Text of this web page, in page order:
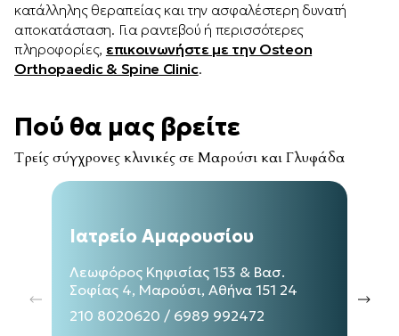
κατάλληλης θεραπείας και την ασφαλέστερη δυνατή
αποκατάσταση. Για ραντεβού ή περισσότερες
πληροφορίες, επικοινωνήστε με την Osteon
Orthopaedic & Spine Clinic.
Πού θα μας βρείτε
Τρείς σύγχρονες κλινικές σε Μαρούσι και Γλυφάδα
Ιατρείο Αμαρουσίου
Λεωφόρος Κηφισίας 153 & Βασ.
Σοφίας 4, Μαρούσι, Αθήνα 151 24
210 8020620 / 6989 992472